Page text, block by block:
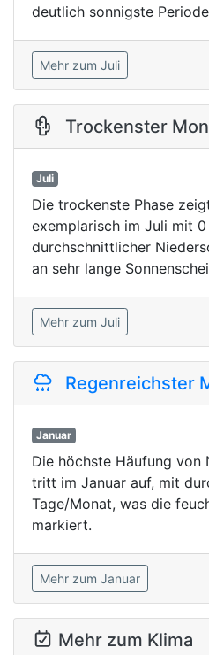
deutlich sonnigste
Mehr zum Juli
Trockenster
Juli
Die trockenste Phase
exemplarisch im Juli mit
durchschnittlicher
an sehr lange
Mehr zum Juli
Regenreichster
Januar
Die höchste Häufung von
tritt im Januar auf, mit
Tage/Monat, was die
markiert.
Mehr zum Januar
Mehr zum Klima